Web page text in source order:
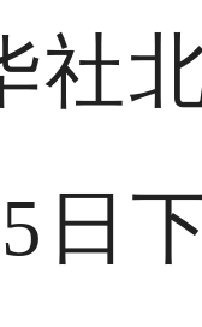
社
日